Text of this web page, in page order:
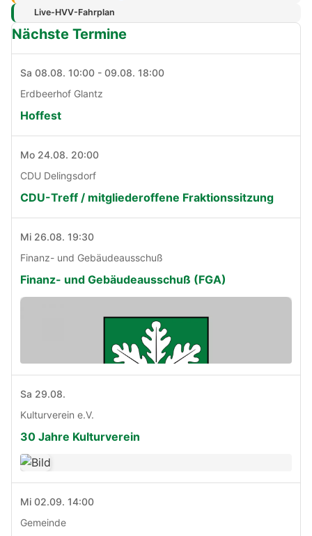
Live-HVV-Fahrplan
Nächste Termine
Sa 08.08. 10:00 - 09.08. 18:00
Erdbeerhof Glantz
Hoffest
Mo 24.08. 20:00
CDU Delingsdorf
CDU-Treff / mitgliederoffene Fraktionssitzung
Mi 26.08. 19:30
Finanz- und Gebäudeausschuß
Finanz- und Gebäudeausschuß (FGA)
Sa 29.08.
Kulturverein e.V.
30 Jahre Kulturverein
Mi 02.09. 14:00
Gemeinde